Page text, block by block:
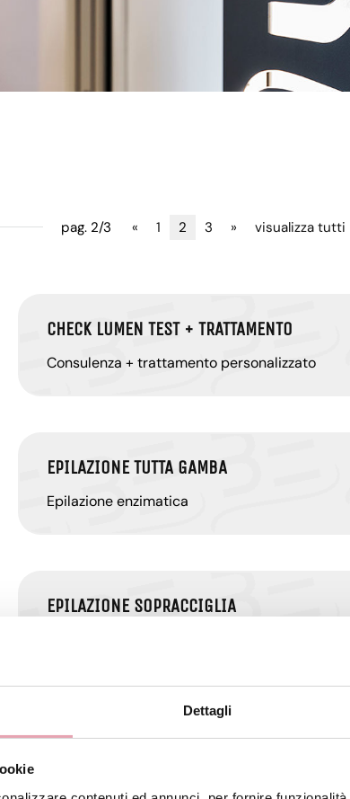
Dettagli
pag. 2/3 « 1 2 3 » visualizza tutti
CHECK LUMEN TEST + TRATTAMENTO
Consulenza + trattamento personalizzato
EPILAZIONE TUTTA GAMBA
Epilazione enzimatica
EPILAZIONE SOPRACCIGLIA
EPILAZIONE 1/2 GAMBA